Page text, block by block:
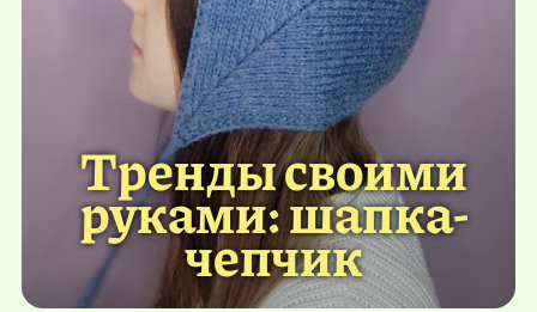
Тренды своими
руками: шапка-
чепчик